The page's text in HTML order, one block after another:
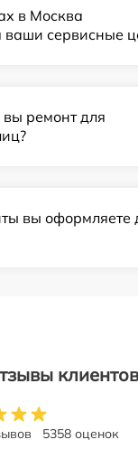
в Москва
ваши сервисные
ремонт для
вы оформляете
клиентов
5358 оценок